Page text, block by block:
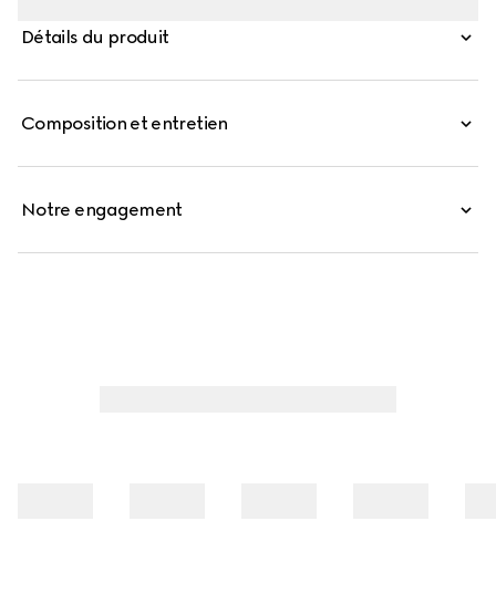
Détails du produit
Composition et entretien
Notre engagement